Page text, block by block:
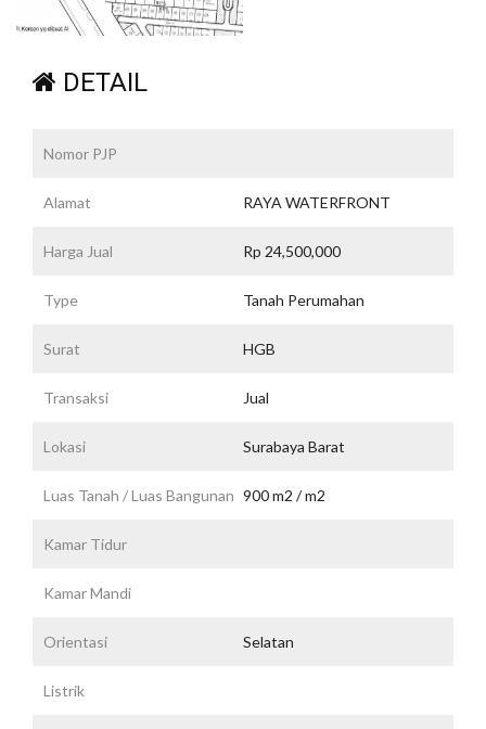
DETAIL
Nomor PJP
Alamat RAYA WATERFRONT
Harga Jual Rp 24,500,000
Type Tanah Perumahan
Surat HGB
Transaksi Jual
Lokasi Surabaya Barat
Luas Tanah / Luas Bangunan 900 m2 / m2
Kamar Tidur
Kamar Mandi
Orientasi Selatan
Listrik